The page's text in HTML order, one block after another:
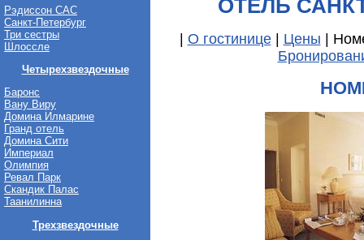
Рэдиссон САС
Санкт-Петербург
Три сестры
Шлоссле
Четырехзвездочные
Баронс
Вану Виру
Домина Илмарине
Гранд отель
Домина Сити
Империал
Олимпия
Ревал Парк
Скандик Палас
Таанилинна
Трехзвездочные
ОТЕЛЬ
О гостинице| Цены |